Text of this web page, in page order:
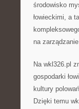
środowisko
łowieckimi, a
na
Na wkl326.pl
gospodarki
kultury
Dzięki temu